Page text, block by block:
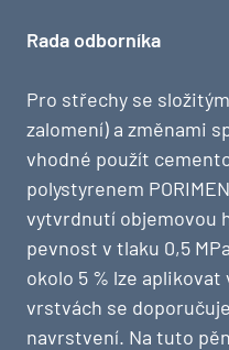
Rada odborníka
Pro střechy se
zalomení) a změnami
vhodné použít
polystyrenem
vytvrdnutí objemovou
pevnost v tlaku 0,5
okolo 5 % lze
vrstvách se
navrstvení. Na tuto